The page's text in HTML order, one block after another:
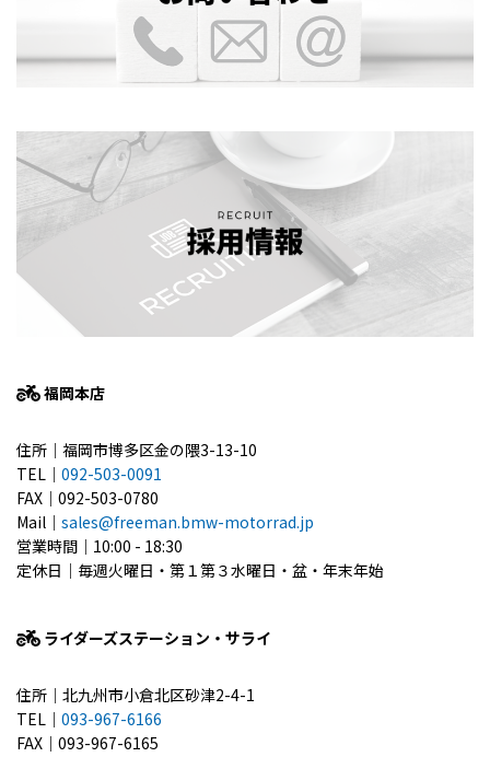
福岡本店
住所｜福岡市博多区金の隈3-13-10
TEL｜ 092-503-0091
FAX｜092-503-0780
Mail｜ sales@freeman.bmw-motorrad.jp
営業時間｜10:00 - 18:30
定休日｜毎週火曜日・第１第３水曜日・盆・年末年始
ライダーズステーション・サライ
住所｜北九州市小倉北区砂津2-4-1
TEL｜ 093-967-6166
FAX｜093-967-6165